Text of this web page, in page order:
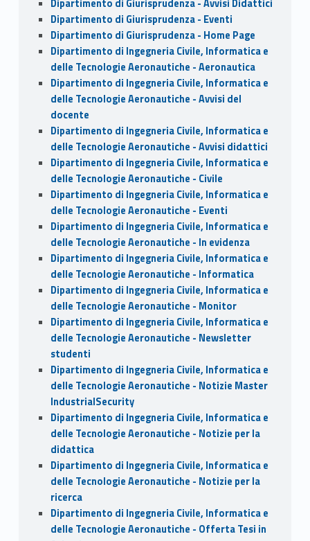
Dipartimento di Giurisprudenza - Avvisi Didattici
Dipartimento di Giurisprudenza - Eventi
Dipartimento di Giurisprudenza - Home Page
Dipartimento di Ingegneria Civile, Informatica e
delle Tecnologie Aeronautiche - Aeronautica
Dipartimento di Ingegneria Civile, Informatica e
delle Tecnologie Aeronautiche - Avvisi del
docente
Dipartimento di Ingegneria Civile, Informatica e
delle Tecnologie Aeronautiche - Avvisi didattici
Dipartimento di Ingegneria Civile, Informatica e
delle Tecnologie Aeronautiche - Civile
Dipartimento di Ingegneria Civile, Informatica e
delle Tecnologie Aeronautiche - Eventi
Dipartimento di Ingegneria Civile, Informatica e
delle Tecnologie Aeronautiche - In evidenza
Dipartimento di Ingegneria Civile, Informatica e
delle Tecnologie Aeronautiche - Informatica
Dipartimento di Ingegneria Civile, Informatica e
delle Tecnologie Aeronautiche - Monitor
Dipartimento di Ingegneria Civile, Informatica e
delle Tecnologie Aeronautiche - Newsletter
studenti
Dipartimento di Ingegneria Civile, Informatica e
delle Tecnologie Aeronautiche - Notizie Master
IndustrialSecurity
Dipartimento di Ingegneria Civile, Informatica e
delle Tecnologie Aeronautiche - Notizie per la
didattica
Dipartimento di Ingegneria Civile, Informatica e
delle Tecnologie Aeronautiche - Notizie per la
ricerca
Dipartimento di Ingegneria Civile, Informatica e
delle Tecnologie Aeronautiche - Offerta Tesi in